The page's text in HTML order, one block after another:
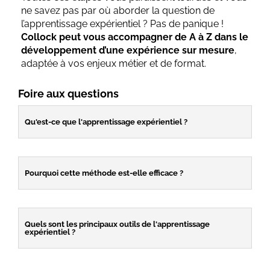
ne savez pas par où aborder la question de
l’apprentissage expérientiel ? Pas de panique !
Collock peut vous accompagner de A à Z dans le
développement d’une expérience sur mesure,
adaptée à vos enjeux métier et de format.
Foire aux questions
Qu'est-ce que l'apprentissage expérientiel ?
Pourquoi cette méthode est-elle efficace ?
Quels sont les principaux outils de l'apprentissage
expérientiel ?